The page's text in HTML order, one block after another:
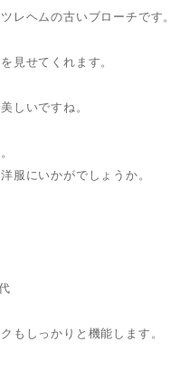
レヘムの古いブローチです。
見せてくれます。
しいですね。
服にいかがでしょうか。
もしっかりと機能します。